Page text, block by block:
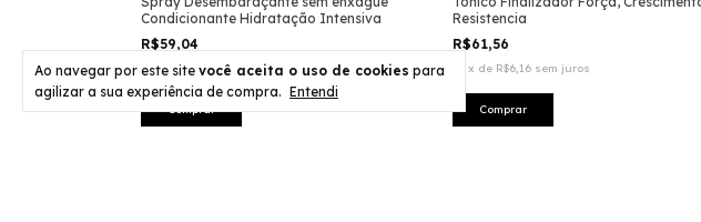
Ao navegar por este site você aceita o uso de cookies para
agilizar a sua experiência de compra. Entendi
Condicionante Hidratação Intensiva
R$59,04
10 xdeR$5,90 sem juros
Resistencia
R$61,56
x de R$6,16 sem juros